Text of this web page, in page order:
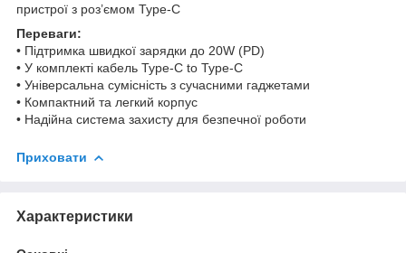
пристрої з роз’ємом Type-C
Переваги:
• Підтримка швидкої зарядки до 20W (PD)
• У комплекті кабель Type-C to Type-C
• Універсальна сумісність з сучасними гаджетами
• Компактний та легкий корпус
• Надійна система захисту для безпечної роботи
Приховати
Характеристики